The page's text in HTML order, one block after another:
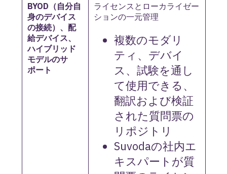
BYOD（自分自
身のデバイス
の接続）、配
給デバイス、
ハイブリッド
モデルのサ
ポート
ライセンスとローカライゼー
ションの一元管理
複数のモダリ
ティ、デバイ
ス、試験を通し
て使用できる、
翻訳および検証
された質問票の
リポジトリ
Suvodaの社内エ
キスパートが質